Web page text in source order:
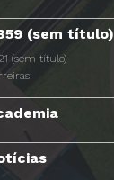
(sem título)
(sem título)